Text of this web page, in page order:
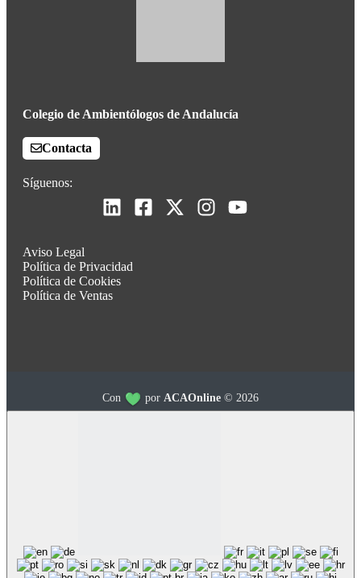
Colegio de Ambientólogos de Andalucía
Contacta
Síguenos:
Aviso Legal
Política de Privacidad
Política de Cookies
Política de Ventas
Con por ACAOnline © 2026